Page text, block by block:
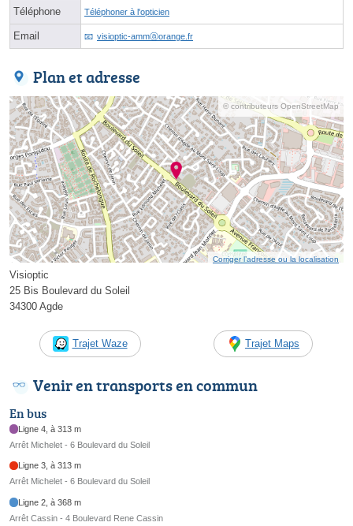
Téléphone Téléphoner à l'opticien
Email visioptic-ammⓐorange.fr
Plan et adresse
© contributeurs OpenStreetMap
Corriger l’adresse ou la localisation
Visioptic
25 Bis Boulevard du Soleil
34300 Agde
Trajet Waze Trajet Maps
Venir en transports en commun
En bus
Ligne 4, à 313 m
Arrêt Michelet - 6 Boulevard du Soleil
Ligne 3, à 313 m
Arrêt Michelet - 6 Boulevard du Soleil
Ligne 2, à 368 m
Arrêt Cassin - 4 Boulevard Rene Cassin